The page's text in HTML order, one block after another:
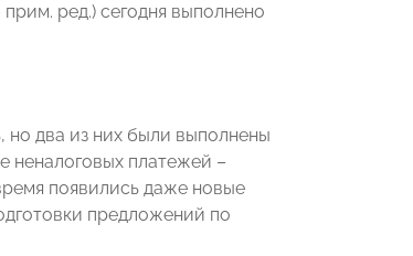
ред.) сегодня выполнено
но два из них были выполнены
неналоговых платежей –
появились даже новые
предложений по